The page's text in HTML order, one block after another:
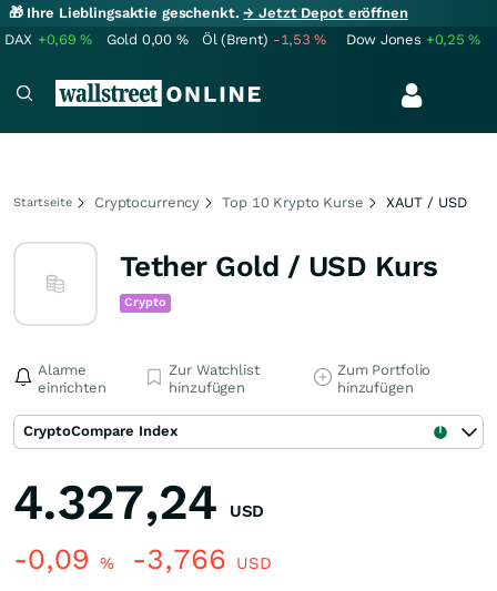
🎁 Ihre Lieblingsaktie geschenkt.→ Jetzt Depot eröffnen
DAX +0,69% Gold 0,00 % Öl (Brent) -1,53% Dow Jones +0,25%
Startseite Cryptocurrency Top 10 Krypto Kurse XAUT / USD
Tether Gold / USD Kurs
Crypto
Alarme
einrichten
Zur Watchlist
hinzufügen
Zum Portfolio
hinzufügen
CryptoCompare Index
4.327,24 USD
-0,09 % -3,766 USD